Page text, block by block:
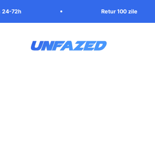
Retur 100 zile
Unfazed